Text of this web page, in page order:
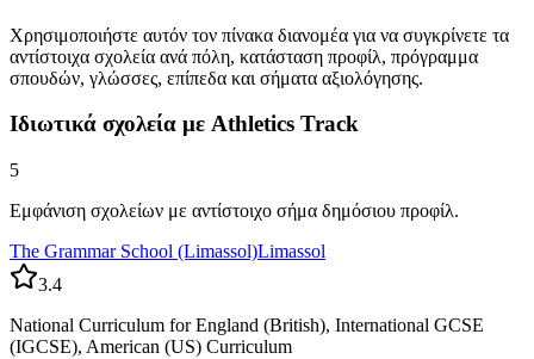
Χρησιμοποιήστε αυτόν τον πίνακα διανομέα για να συγκρίνετε τα
αντίστοιχα σχολεία ανά πόλη, κατάσταση προφίλ, πρόγραμμα
σπουδών, γλώσσες, επίπεδα και σήματα αξιολόγησης.
Ιδιωτικά σχολεία με Athletics Track
5
Εμφάνιση σχολείων με αντίστοιχο σήμα δημόσιου προφίλ.
The Grammar School (Limassol)Limassol
3.4
National Curriculum for England (British), International GCSE
(IGCSE), American (US) Curriculum